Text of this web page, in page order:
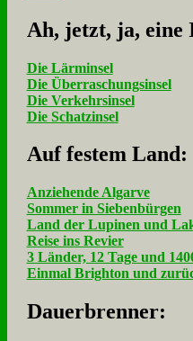
Ah, jetzt, ja, ei­ne
Die Lärminsel
Die Überraschungsinsel
Die Verkehrsinsel
Die Schatzinsel
Auf fe­stem Land:
Anziehende Algarve
Sommer in Siebenbürgen
Land der Lupinen und
Reise ins Revier
3 Länder, 12 Tage und
Einmal Brighton und
Dau­er­bren­ner: